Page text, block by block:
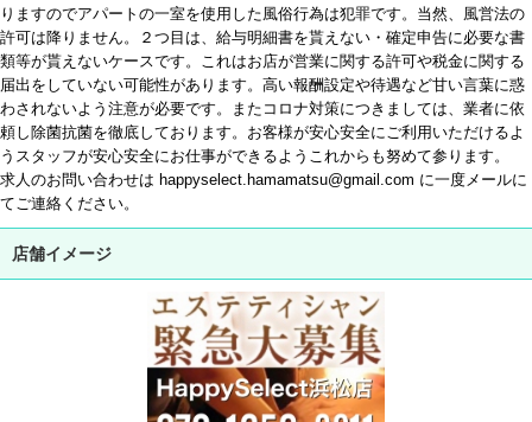
りますのでアパートの一室を使用した風俗行為は犯罪です。当然、風営法の
許可は降りません。２つ目は、給与明細書を貰えない・確定申告に必要な書
類等が貰えないケースです。これはお店が営業に関する許可や税金に関する
届出をしていない可能性があります。高い報酬設定や待遇など甘い言葉に惑
わされないよう注意が必要です。またコロナ対策につきましては、業者に依
頼し除菌抗菌を徹底しております。お客様が安心安全にご利用いただけるよ
うスタッフが安心安全にお仕事ができるようこれからも努めて参ります。
求人のお問い合わせは happyselect.hamamatsu@gmail.com に一度メールに
てご連絡ください。
店舗イメージ